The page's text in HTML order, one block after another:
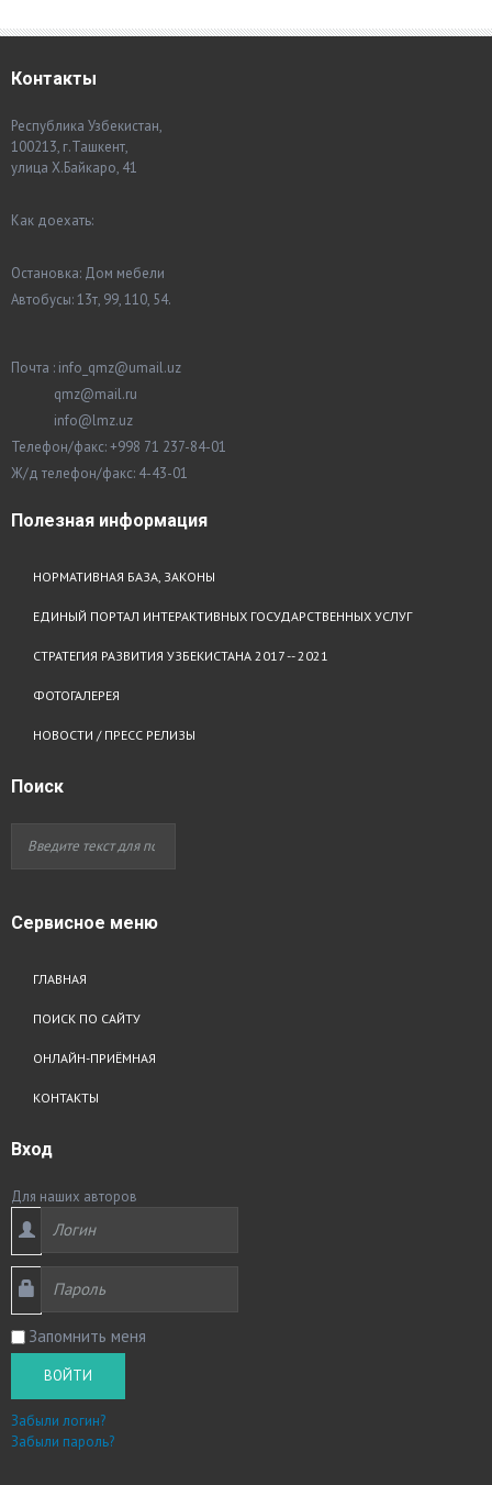
Контакты
Республика Узбекистан,
100213, г.Ташкент,
улица Х.Байкаро, 41
Как доехать:
Остановка: Дом мебели
Автобусы: 13т, 99, 110, 54.
Почта : info_qmz@umail.uz
qmz@mail.ru
info@lmz.uz
Телефон/факс: +998 71 237-84-01
Ж/д телефон/факс: 4-43-01
Полезная информация
НОРМАТИВНАЯ БАЗА, ЗАКОНЫ
ЕДИНЫЙ ПОРТАЛ ИНТЕРАКТИВНЫХ ГОСУДАРСТВЕННЫХ УСЛУГ
СТРАТЕГИЯ РАЗВИТИЯ УЗБЕКИСТАНА 2017 -- 2021
ФОТОГАЛЕРЕЯ
НОВОСТИ / ПРЕСС РЕЛИЗЫ
Поиск
Сервисное меню
ГЛАВНАЯ
ПОИСК ПО САЙТУ
ОНЛАЙН-ПРИЁМНАЯ
КОНТАКТЫ
Вход
Для наших авторов
Запомнить меня
ВОЙТИ
Забыли логин?
Забыли пароль?